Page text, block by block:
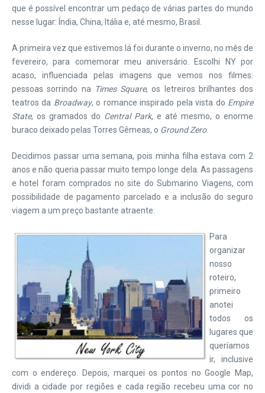
que é possível encontrar um pedaço de várias partes do mundo
nesse lugar: Índia, China, Itália e, até mesmo, Brasil.
A primeira vez que estivemos lá foi durante o inverno, no mês de
fevereiro, para comemorar meu aniversário. Escolhi NY por
acaso, influenciada pelas imagens que vemos nos filmes:
pessoas sorrindo na Times Square, os letreiros brilhantes dos
teatros da Broadway, o romance inspirado pela vista do Empire
State, os gramados do Central Park, e até mesmo, o enorme
buraco deixado pelas Torres Gêmeas, o Ground Zero.
Decidimos passar uma semana, pois minha filha estava com 2
anos e não queria passar muito tempo longe dela. As passagens
e hotel foram comprados no site do Submarino Viagens, com
possibilidade de pagamento parcelado e a inclusão do seguro
viagem a um preço bastante atraente.
Para
organizar
nosso
roteiro,
primeiro
anotei
todos os
lugares que
queríamos
ir, inclusive
com o endereço. Depois, marquei os pontos no Google Map,
dividi a cidade por regiões e cada região recebeu uma cor no